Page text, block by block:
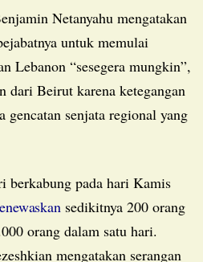
Netanyahu mengatakan
untuk memulai
Lebanon “sesegera mungkin”,
dari Beirut karena ketegangan
gencatan senjata regional yang
sedikitnya 200 orang
orang dalam satu hari.
mengatakan serangan